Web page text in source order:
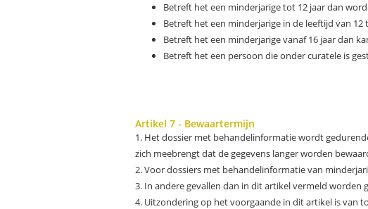
Betreft het een minderjarige tot 12 jaar dan
Betreft het een minderjarige in de leeftijd van
Betreft het een minderjarige vanaf 16 jaar dan
Betreft het een persoon die onder curatele is
Artikel 7 - Bewaartermijn
1. Het dossier met behandelinformatie wordt
zich meebrengt dat de gegevens langer worden
2. Voor dossiers met behandelinformatie van
3. In andere gevallen dan in dit artikel vermeld worden
4. Uitzondering op het voorgaande in dit artikel is van